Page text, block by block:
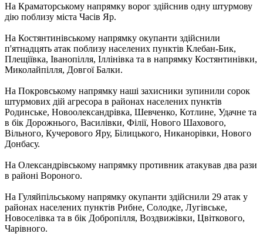
На Краматорському напрямку ворог здійснив одну штурмову
дію поблизу міста Часів Яр.
На Костянтинівському напрямку окупанти здійснили
п'ятнадцять атак поблизу населених пунктів Клебан-Бик,
Плещіївка, Іванопілля, Іллінівка та в напрямку Костянтинівки,
Миколайпілля, Довгої Балки.
На Покровському напрямку наші захисники зупинили сорок
штурмових дій агресора в районах населених пунктів
Родинське, Новоолександрівка, Шевченко, Котлине, Удачне та
в бік Дорожнього, Василівки, Філії, Нового Шахового,
Вільного, Кучерового Яру, Білицького, Никанорівки, Нового
Донбасу.
На Олександрівському напрямку противник атакував два рази
в районі Вороного.
На Гуляйпільському напрямку окупанти здійснили 29 атак у
районах населених пунктів Рибне, Солодке, Лугівське,
Новоселівка та в бік Добропілля, Воздвижівки, Цвіткового,
Чарівного.